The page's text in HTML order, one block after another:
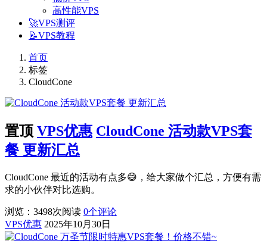
高性能VPS
🚀VPS测评
📝VPS教程
首页
标签
CloudCone
置顶 VPS优惠 CloudCone 活动款VPS套
餐 更新汇总
CloudCone 最近的活动有点多😅，给大家做个汇总，方便有需
求的小伙伴对比选购。
浏览：3498次阅读 0个评论
VPS优惠 2025年10月30日